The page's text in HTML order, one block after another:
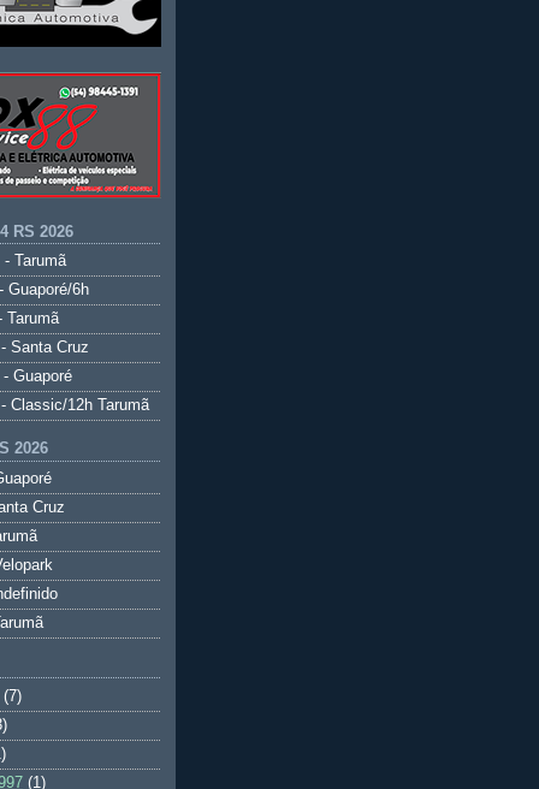
RS 2026
- Tarumã
Guaporé/6h
Tarumã
Santa Cruz
Guaporé
Classic/12h Tarumã
2026
Cruz
(7)
(1)